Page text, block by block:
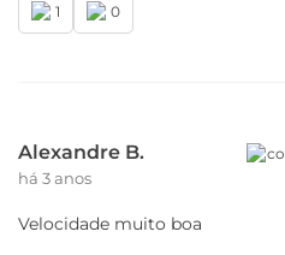
Profundidade: 8 MP | Lente
| Abertura f/2,2
Câmera Principal Frontal: 16
1 0
Alexandre B.
há 3 anos
Velocidade muito boa